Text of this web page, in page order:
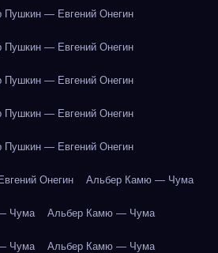
Пушкин — Евгений Онегин
Пушкин — Евгений Онегин
Пушкин — Евгений Онегин
Пушкин — Евгений Онегин
Пушкин — Евгений Онегин
Онегин Альбер Камю — Чума
Чума Альбер Камю — Чума
Чума Альбер Камю — Чума